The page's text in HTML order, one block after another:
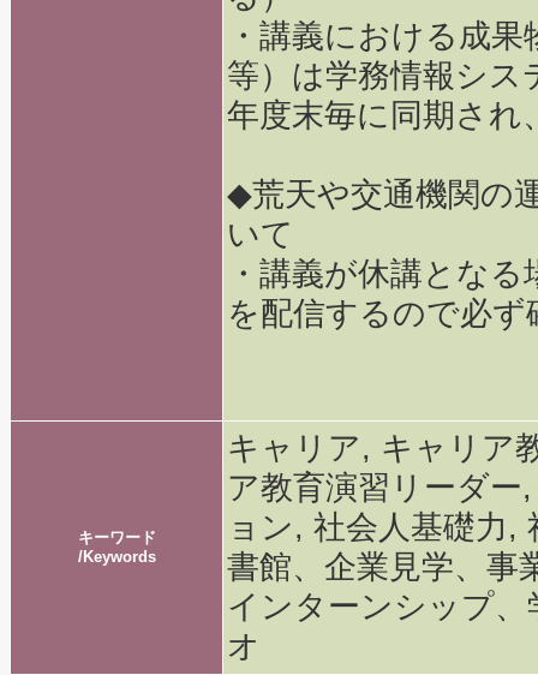
・講義における成
等）は学務情報シ
年度末毎に同期され
◆荒天や交通機関の
いて
・講義が休講とな
を配信するので必
キーワード
/Keywords
キャリア, キャリア
ア教育演習リーダ
ョン, 社会人基礎力,
書館、企業見学、事
インターンシップ
オ